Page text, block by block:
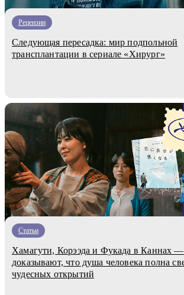
Рецензии
Следующая пересадка: мир подпольной
трансплантации в сериале «Хирург»
Статьи
Хамагути, Корээда и Фукада в Каннах
доказывают, что душа человека полна
чудесных открытий